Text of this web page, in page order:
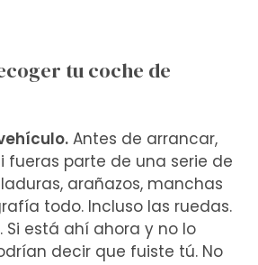
tu coche de
Antes de arrancar,
fueras parte de una serie de
arañazos, manchas
todo. Incluso las ruedas.
Si está ahí ahora y no lo
decir que fuiste tú. No